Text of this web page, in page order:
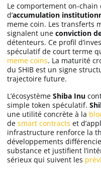
Le comportement on-
d’accumulation
meme coin. Les transferts
signalent une conviction
détenteurs. Ce profil
spéculatif de court terme
meme coins. La maturité
du SHIB est un signe
trajectoire future.
L’écosystème Shiba Inu
simple token spéculatif.
une utilité concrète à la
de smart contracts et
infrastructure renforce la
développements
substance et justifient
sérieux qui suivent les